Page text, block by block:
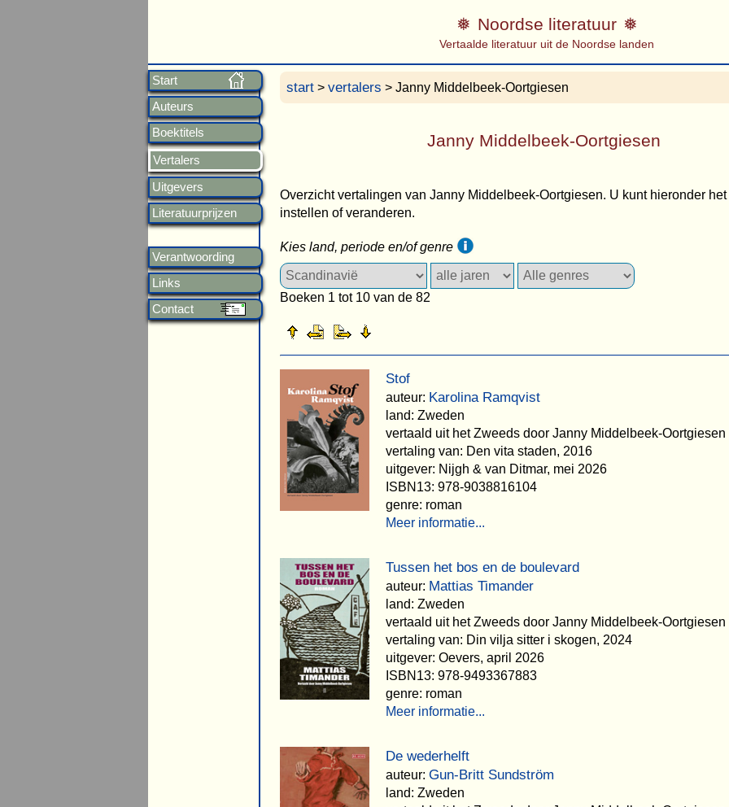
Start
Auteurs
Boektitels
Vertalers
Uitgevers
Literatuurprijzen
Verantwoording
Links
Contact
Noordse literatuur
Vertaalde literatuur uit de Noordse landen
start > vertalers > Janny Middelbeek-Oortgiesen
Janny Middelbeek-Oortgiesen
Overzicht vertalingen van Janny Middelbeek-Oortgiesen. U kunt hieronder het
instellen of veranderen.
Kies land, periode en/of genre
Boeken 1 tot 10 van de 82
Stof
auteur: Karolina Ramqvist
land: Zweden
vertaald uit het Zweeds door Janny Middelbeek-Oortgiesen
vertaling van: Den vita staden, 2016
uitgever: Nijgh & van Ditmar, mei 2026
ISBN13: 978-9038816104
genre: roman
Meer informatie...
Tussen het bos en de boulevard
auteur: Mattias Timander
land: Zweden
vertaald uit het Zweeds door Janny Middelbeek-Oortgiesen
vertaling van: Din vilja sitter i skogen, 2024
uitgever: Oevers, april 2026
ISBN13: 978-9493367883
genre: roman
Meer informatie...
De wederhelft
auteur: Gun-Britt Sundström
land: Zweden